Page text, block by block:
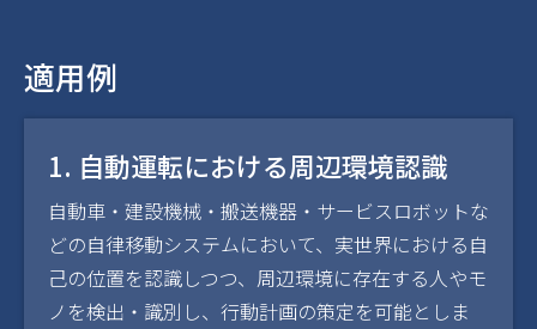
適用例
1. 自動運転における周辺環境認識
自動車・建設機械・搬送機器・サービスロボットな
どの自律移動システムにおいて、実世界における自
己の位置を認識しつつ、周辺環境に存在する人やモ
ノを検出・識別し、行動計画の策定を可能としま